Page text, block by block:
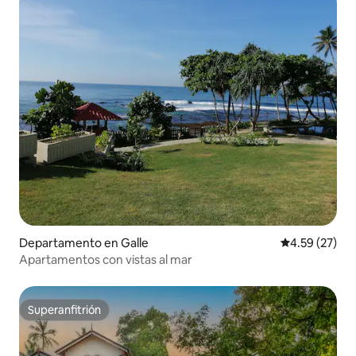
Departamento en Galle Calificación
4.59 (27)
Apartamentos con vistas al mar
Superanfitrión
Superanfitrión